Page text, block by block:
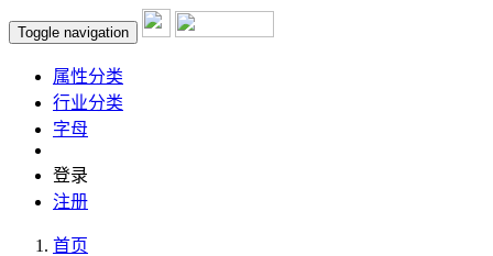
Toggle navigation
属性分类
行业分类
字母
登录
注册
首页